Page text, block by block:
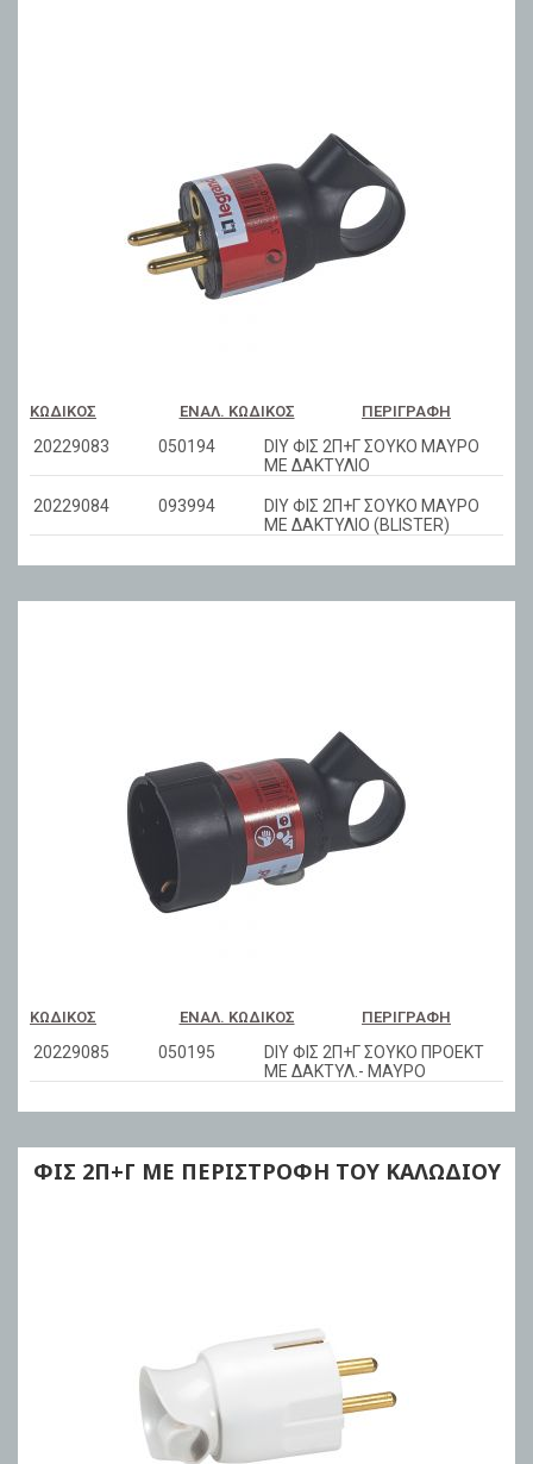
ΚΩΔΙΚΌΣ ΕΝΑΛ. ΚΩΔΙΚΌΣ ΠΕΡΙΓΡΑΦΉ
20229083 050194
DIY ΦΙΣ 2Π+Γ ΣΟΥΚΟ ΜΑΥΡΟ
ΜΕ ΔΑΚΤΥΛΙΟ
20229084 093994
DIY ΦΙΣ 2Π+Γ ΣΟΥΚΟ ΜΑΥΡΟ
ΜΕ ΔΑΚΤΥΛΙΟ (BLISTER)
ΚΩΔΙΚΌΣ ΕΝΑΛ. ΚΩΔΙΚΌΣ ΠΕΡΙΓΡΑΦΉ
20229085 050195
DIY ΦΙΣ 2Π+Γ ΣΟΥΚΟ ΠΡΟΕΚΤ
ΜΕ ΔΑΚΤΥΛ.- ΜΑΥΡΟ
ΦΙΣ 2Π+Γ ME ΠΕΡΙΣΤΡΟΦΗ ΤΟΥ ΚΑΛΩΔΙΟΥ